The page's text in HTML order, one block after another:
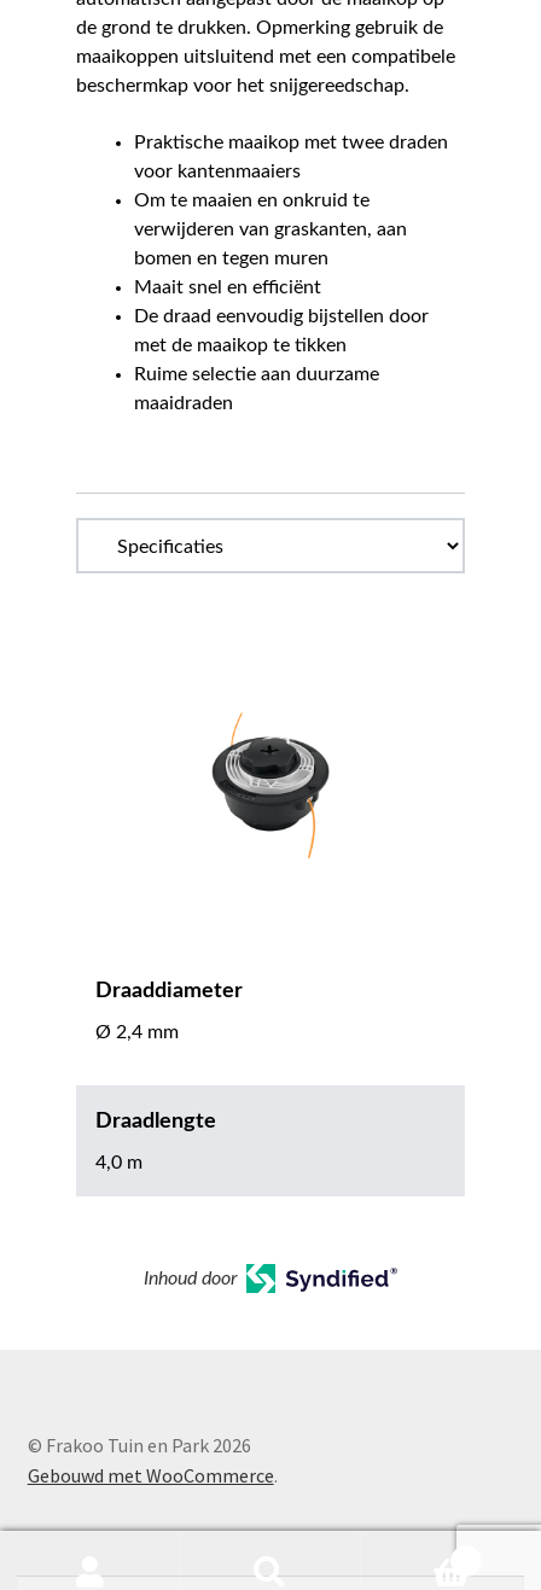
de grond te drukken. Opmerking gebruik de
maaikoppen uitsluitend met een compatibele
beschermkap voor het snijgereedschap.
Praktische maaikop met twee draden
voor kantenmaaiers
Om te maaien en onkruid te
verwijderen van graskanten, aan
bomen en tegen muren
Maait snel en efficiënt
De draad eenvoudig bijstellen door
met de maaikop te tikken
Ruime selectie aan duurzame
maaidraden
Draaddiameter
Ø 2,4 mm
Draadlengte
4,0 m
Inhoud door
© Frakoo Tuin en Park 2026
Gebouwd met WooCommerce.